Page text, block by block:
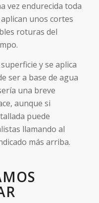
vez endurecida toda
unos cortes
roturas del
y se aplica
ser a base de agua
una breve
aunque si
puede
llamando al
más arriba.